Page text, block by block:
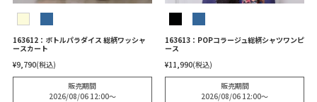
163612：ボトルパラダイス 総柄ワッシャ
ースカート
¥9,790 税込
販売期間
2026/08/06 12:00〜
163613：POPコラージュ総柄シャツワンピ
ース
¥11,990 税込
販売期間
2026/08/06 12:00〜